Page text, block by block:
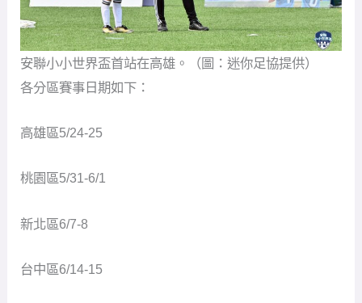
高雄區5/24-25
桃園區5/31-6/1